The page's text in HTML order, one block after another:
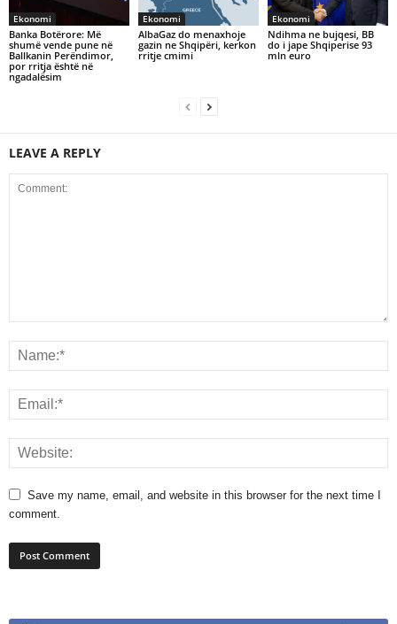
Ekonomi
Banka Botërore: Më
shumë vende pune në
Ballkanin Perëndimor,
por rritja është në
ngadalësim
Ekonomi
AlbaGaz do menaxhoje
gazin ne Shqipëri, kerkon
rritje cmimi
Ekonomi
Ndihma ne bujqesi, BB
do i jape Shqiperise 93
mln euro
LEAVE A REPLY
Save my name, email, and website in this browser for the next time I
comment.